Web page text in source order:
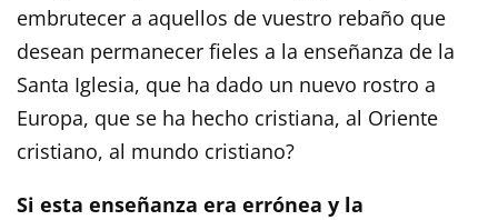
embrutecer a aquellos de vuestro rebaño que
desean permanecer fieles a la enseñanza de la
Santa Iglesia, que ha dado un nuevo rostro a
Europa, que se ha hecho cristiana, al Oriente
cristiano, al mundo cristiano?
Si esta enseñanza era errónea y la